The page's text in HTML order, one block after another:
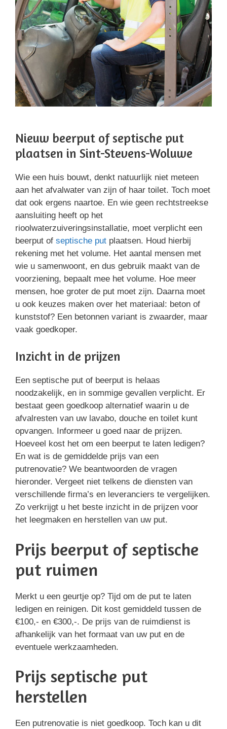
Nieuw beerput of septische put
plaatsen in Sint-Stevens-Woluwe
Wie een huis bouwt, denkt natuurlijk niet meteen
aan het afvalwater van zijn of haar toilet. Toch moet
dat ook ergens naartoe. En wie geen rechtstreekse
aansluiting heeft op het
rioolwaterzuiveringsinstallatie, moet verplicht een
beerput of septische put plaatsen. Houd hierbij
rekening met het volume. Het aantal mensen met
wie u samenwoont, en dus gebruik maakt van de
voorziening, bepaalt mee het volume. Hoe meer
mensen, hoe groter de put moet zijn. Daarna moet
u ook keuzes maken over het materiaal: beton of
kunststof? Een betonnen variant is zwaarder, maar
vaak goedkoper.
Inzicht in de prijzen
Een septische put of beerput is helaas
noodzakelijk, en in sommige gevallen verplicht. Er
bestaat geen goedkoop alternatief waarin u de
afvalresten van uw lavabo, douche en toilet kunt
opvangen. Informeer u goed naar de prijzen.
Hoeveel kost het om een beerput te laten ledigen?
En wat is de gemiddelde prijs van een
putrenovatie? We beantwoorden de vragen
hieronder. Vergeet niet telkens de diensten van
verschillende firma’s en leveranciers te vergelijken.
Zo verkrijgt u het beste inzicht in de prijzen voor
het leegmaken en herstellen van uw put.
Prijs beerput of septische
put ruimen
Merkt u een geurtje op? Tijd om de put te laten
ledigen en reinigen. Dit kost gemiddeld tussen de
€100,- en €300,-. De prijs van de ruimdienst is
afhankelijk van het formaat van uw put en de
eventuele werkzaamheden.
Prijs septische put
herstellen
Een putrenovatie is niet goedkoop. Toch kan u dit